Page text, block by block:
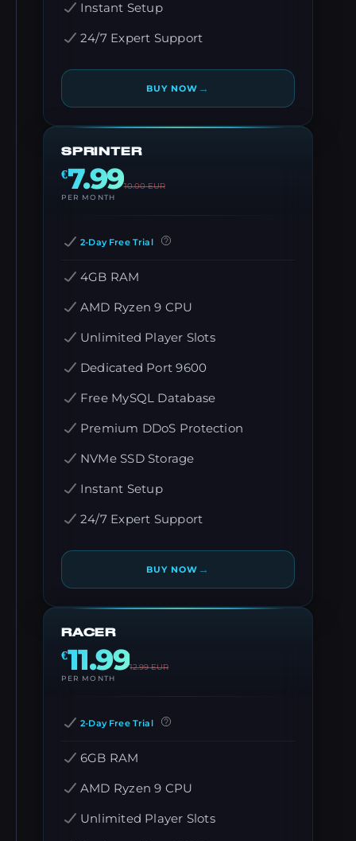
Instant Setup
24/7 Expert Support
BUY NOW →
SPRINTER
€7.9910.00EUR
PER MONTH
2-Day Free Trial
4GB RAM
AMD Ryzen 9 CPU
Unlimited Player Slots
Dedicated Port 9600
Free MySQL Database
Premium DDoS Protection
NVMe SSD Storage
Instant Setup
24/7 Expert Support
BUY NOW →
RACER
€11.9912.99EUR
PER MONTH
2-Day Free Trial
6GB RAM
AMD Ryzen 9 CPU
Unlimited Player Slots